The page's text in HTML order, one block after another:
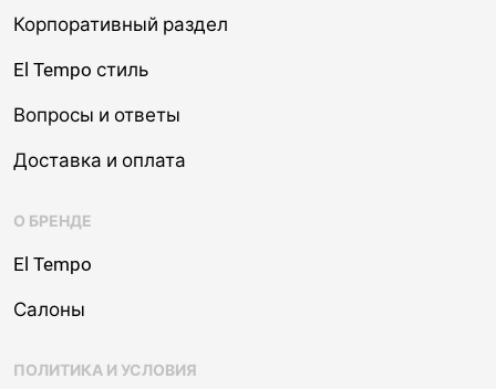
Корпоративный раздел
El Tempo стиль
Вопросы и ответы
Доставка и оплата
О БРЕНДЕ
El Tempo
Салоны
ПОЛИТИКА И УСЛОВИЯ